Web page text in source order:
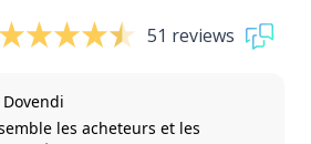
51 reviews
les acheteurs et les